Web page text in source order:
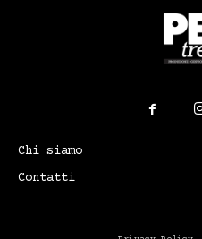
Chi siamo
Contatti